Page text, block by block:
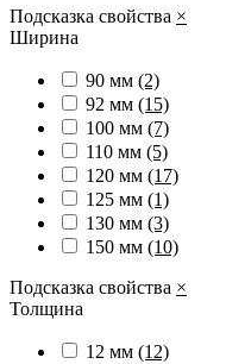
Подсказка свойства ×
Ширина
90 мм (2)
92 мм (15)
100 мм (7)
110 мм (5)
120 мм (17)
125 мм (1)
130 мм (3)
150 мм (10)
Подсказка свойства ×
Толщина
12 мм (12)